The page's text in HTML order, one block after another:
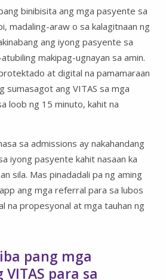
binibisita ang mga pasyente sa
madaling-araw o sa kalagitnaan ng
ang iyong pasyente sa
makipag-ugnayan sa amin.
at digital na pamamaraan
sumasagot ang VITAS sa mga
loob ng 15 minuto, kahit na
sa admissions ay nakahandang
iyong pasyente kahit nasaan ka
sila. Mas pinadadali pa ng aming
ang mga referral para sa lubos
na propesyonal at mga tauhan ng
pang mga
para sa